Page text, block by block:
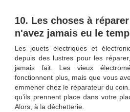
10. Les choses à
n'avez jamais eu le
Les jouets électriques et
depuis des lustres pour les
jamais fait. Les vieux
fonctionnent plus, mais que vous
emmener chez le réparateur du
qu’ils prennent place dans votre
Alors, à la déchetterie.